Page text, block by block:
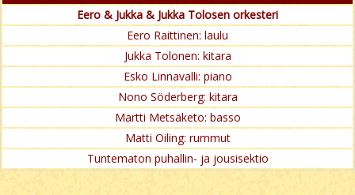
Eero & Jukka & Jukka Tolosen orkesteri
Eero Raittinen: laulu
Jukka Tolonen: kitara
Esko Linnavalli: piano
Nono Söderberg: kitara
Martti Metsäketo: basso
Matti Oiling: rummut
Tuntematon puhallin- ja jousisektio